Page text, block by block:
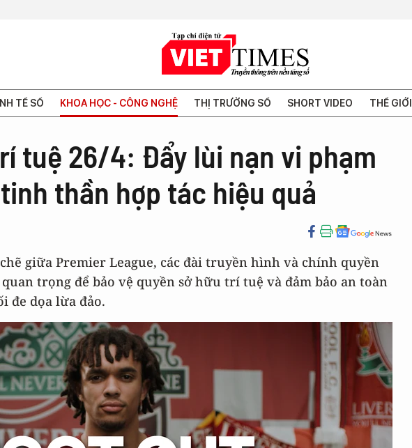
TẾ SỐ KHOA HỌC - CÔNG NGHỆ THỊ TRƯỜNG SỐ SHORT VIDEO THẾ GIỚI
tuệ 26/4: Đẩy lùi nạn vi phạm
thần hợp tác hiệu quả
giữa Premier League, các đài truyền hình và chính quyền
trọng để bảo vệ quyền sở hữu trí tuệ và đảm bảo an toàn
đe dọa lừa đảo.